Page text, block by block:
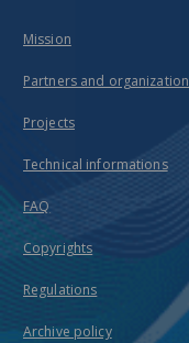
Mission
Partners and organization
Projects
Technical informations
FAQ
Copyrights
Regulations
Archive policy